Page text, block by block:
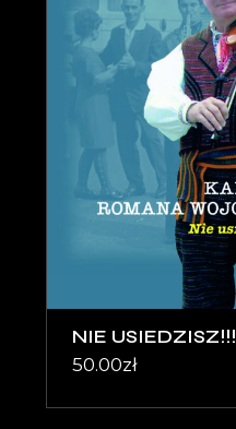
NIE USIEDZISZ!!!
50.00zł